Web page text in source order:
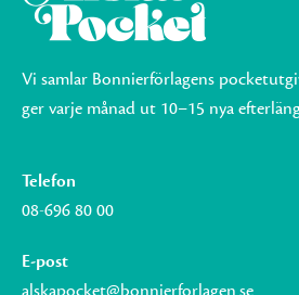
Vi samlar Bonnierförlagens
ger varje månad ut 10–15 nya
Telefon
08-696 80 00
E-post